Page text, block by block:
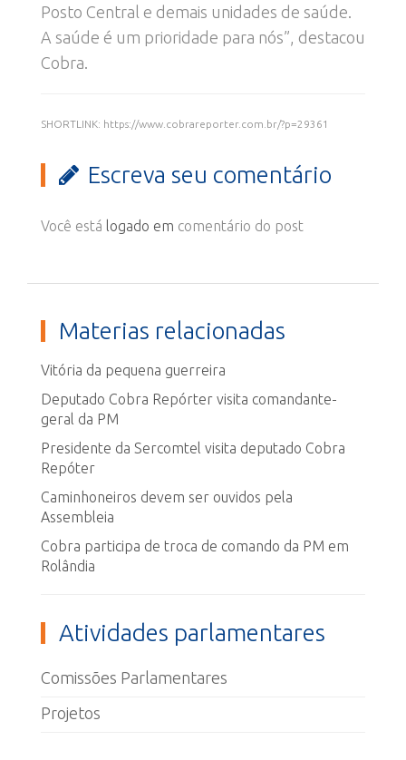
Posto Central e demais unidades de saúde.
A saúde é um prioridade para nós”, destacou
Cobra.
SHORTLINK: https://www.cobrareporter.com.br/?p=29361
Escreva seu comentário
Você está logado em comentário do post
Materias relacionadas
Vitória da pequena guerreira
Deputado Cobra Repórter visita comandante-
geral da PM
Presidente da Sercomtel visita deputado Cobra
Repóter
Caminhoneiros devem ser ouvidos pela
Assembleia
Cobra participa de troca de comando da PM em
Rolândia
Atividades parlamentares
Comissões Parlamentares
Projetos